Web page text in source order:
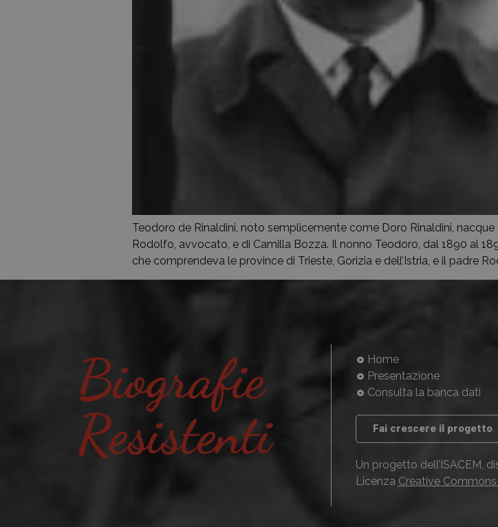
Teodoro de Rinaldini, noto semplicemente come Doro Rinaldini,
Rodolfo, avvocato, e di Camilla Bozza. Il nonno Teodoro, dal 1890 al
che comprendeva le province di Trieste, Gorizia e dell’Istria, e il padre
Biografie
Resistenti
Home
Presentazione
Consulta la banca dati
Fai crescere il progetto
Un progetto dell’ISACEM,
Licenza Creative Commons